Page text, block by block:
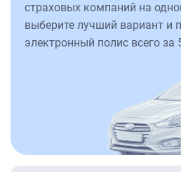
страховых компаний на
выберите лучший вариант и
электронный полис всего за